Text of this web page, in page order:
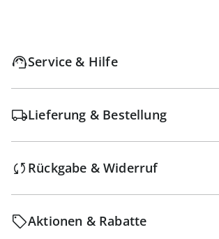
Service & Hilfe
Lieferung & Bestellung
Rückgabe & Widerruf
Aktionen & Rabatte